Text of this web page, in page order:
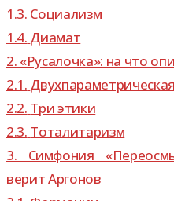
1.3. Социализм
1.4. Диамат
2. «Русалочка»: на что
2.1.
2.2. Три этики
2.3. Тоталитаризм
3.
Симфония
верит Аргонов